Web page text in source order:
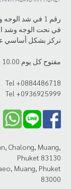
رقم 1 في شد
في نحت الوجه وشد
نركز بشكل أساسي
مفتوح كل يوم 10.00 صباحا - 08.00 مساءا
Tel +0884486718
Tel +0936925999
Chalong, Muang,
Phuket 83130
Muang, Phuket
83000